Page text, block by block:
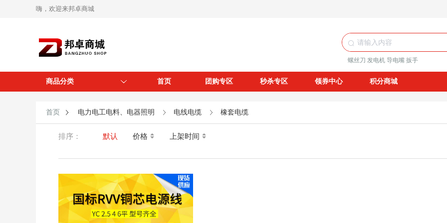
嗨，欢迎来邦卓商城
螺丝刀 发电机 导电嘴 扳手
商品分类 首页 团购专区 秒杀专区 领券中心 积分商城
首页 电力电工电料、电器照明 电线电缆 橡套电缆
排序： 默认 价格 上架时间